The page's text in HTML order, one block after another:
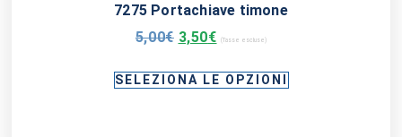
7275 Portachiave timone
5,00€ 3,50€ (Tasse escluse)
SELEZIONA LE OPZIONI